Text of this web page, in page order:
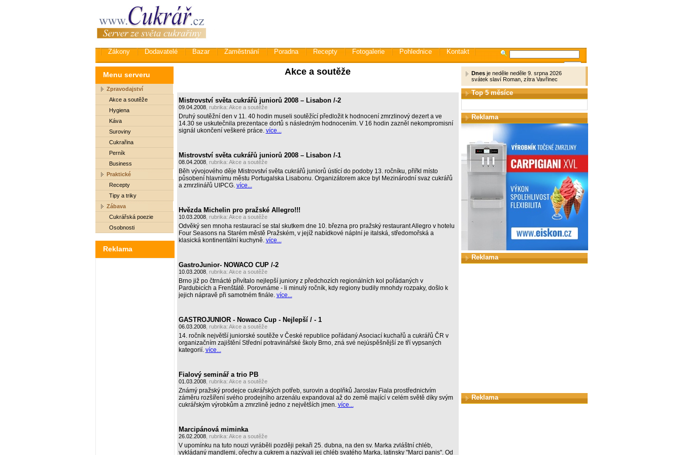
Zákony Dodavatelé Bazar Zaměstnání Poradna Recepty Fotogalerie Pohlednice Kontakt
Menu serveru
Zpravodajství
Akce a soutěže
Hygiena
Káva
Suroviny
Cukrařina
Perník
Business
Praktické
Recepty
Tipy a triky
Zábava
Cukrářská poezie
Osobnosti
Reklama
Akce a soutěže
Mistrovství světa cukrářů juniorů 2008 – Lisabon /-2
09.04.2008, rubrika: Akce a soutěže
Druhý soutěžní den v 11. 40 hodin museli soutěžící předložit k hodnocení zmrzlinový dezert a ve
14.30 se uskutečnila prezentace dortů s následným hodnocením. V 16 hodin zazněl nekompromisní
signál ukončení veškeré práce. více...
Mistrovství světa cukrářů juniorů 2008 – Lisabon /-1
08.04.2008, rubrika: Akce a soutěže
Běh vývojového děje Mistrovství světa cukrářů juniorů ústící do podoby 13. ročníku, přiřkl místo
působení hlavnímu městu Portugalska Lisabonu. Organizátorem akce byl Mezinárodní svaz cukrářů
a zmrzlinářů UIPCG. více...
Hvězda Michelin pro pražské Allegro!!!
10.03.2008, rubrika: Akce a soutěže
Odvěký sen mnoha restaurací se stal skutkem dne 10. března pro pražský restaurant Allegro v hotelu
Four Seasons na Starém městě Pražském, v jejíž nabídkové náplní je italská, středomořská a
klasická kontinentální kuchyně. více...
GastroJunior- NOWACO CUP /-2
10.03.2008, rubrika: Akce a soutěže
Brno již po čtrnácté přivítalo nejlepší juniory z předchozích regionálních kol pořádaných v
Pardubicích a Frenštátě. Porovnáme - li minulý ročník, kdy regiony budily mnohdy rozpaky, došlo k
jejich nápravě při samotném finále. více...
GASTROJUNIOR - Nowaco Cup - Nejlepší / - 1
06.03.2008, rubrika: Akce a soutěže
14. ročník největší juniorské soutěže v České republice pořádaný Asociací kuchařů a cukrářů ČR v
organizačním zajištění Střední potravinářské školy Brno, zná své nejúspěšnější ze tří vypsaných
kategorií. více...
Fialový seminář a trio PB
01.03.2008, rubrika: Akce a soutěže
Známý pražský prodejce cukrářských potřeb, surovin a doplňků Jaroslav Fiala prostřednictvím
záměru rozšíření svého prodejního arzenálu expandoval až do země mající v celém světě díky svým
cukrářským výrobkům a zmrzlině jedno z největších jmen. více...
Marcipánová miminka
26.02.2008, rubrika: Akce a soutěže
V upomínku na tuto nouzi vyráběli později pekaři 25. dubna, na den sv. Marka zvláštní chléb,
vykládaný mandlemi, ořechy a cukrem a nazývali jej chléb svatého Marka, latinsky "Marci panis". Od
Dnesje neděle neděle 9. srpna 2026
svátek slaví Roman, zítra Vavřinec
Top 5 měsíce
Reklama
Reklama
Reklama